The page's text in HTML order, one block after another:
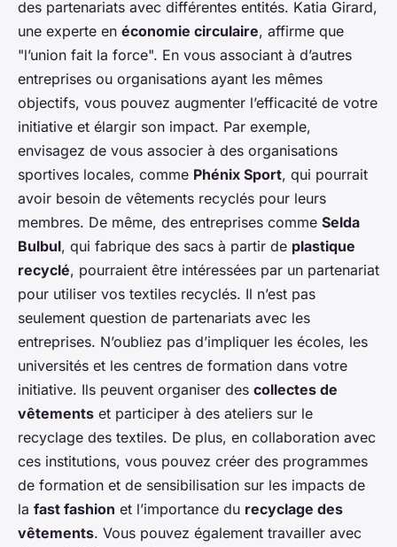
des partenariats avec différentes entités. Katia Girard,
une experte en économie circulaire, affirme que
"l’union fait la force". En vous associant à d’autres
entreprises ou organisations ayant les mêmes
objectifs, vous pouvez augmenter l’efficacité de votre
initiative et élargir son impact. Par exemple,
envisagez de vous associer à des organisations
sportives locales, comme Phénix Sport, qui pourrait
avoir besoin de vêtements recyclés pour leurs
membres. De même, des entreprises comme Selda
Bulbul, qui fabrique des sacs à partir de plastique
recyclé, pourraient être intéressées par un partenariat
pour utiliser vos textiles recyclés. Il n’est pas
seulement question de partenariats avec les
entreprises. N’oubliez pas d’impliquer les écoles, les
universités et les centres de formation dans votre
initiative. Ils peuvent organiser des collectes de
vêtements et participer à des ateliers sur le
recyclage des textiles. De plus, en collaboration avec
ces institutions, vous pouvez créer des programmes
de formation et de sensibilisation sur les impacts de
la fast fashion et l’importance du recyclage des
vêtements. Vous pouvez également travailler avec